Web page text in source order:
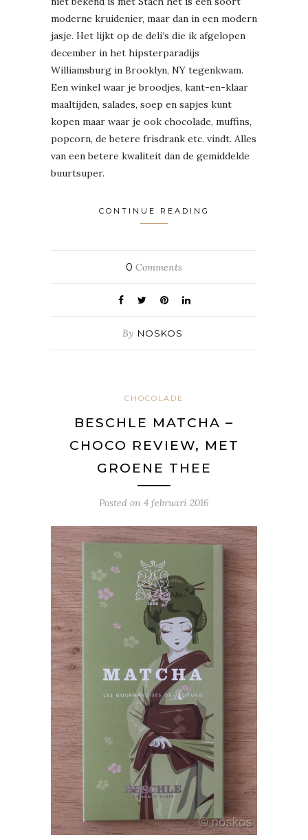
moderne kruidenier, maar dan in een modern
jasje. Het lijkt op de deli’s die ik afgelopen
december in het hipsterparadijs
Williamsburg in Brooklyn, NY tegenkwam.
Een winkel waar je broodjes, kant-en-klaar
maaltijden, salades, soep en sapjes kunt
kopen maar waar je ook chocolade, muffins,
popcorn, de betere frisdrank etc. vindt. Alles
van een betere kwaliteit dan de gemiddelde
buurtsuper.
CONTINUE READING
0 Comments
By NOSKOS
CHOCOLADE
BESCHLE MATCHA –
CHOCO REVIEW, MET
GROENE THEE
Posted on 4 februari 2016